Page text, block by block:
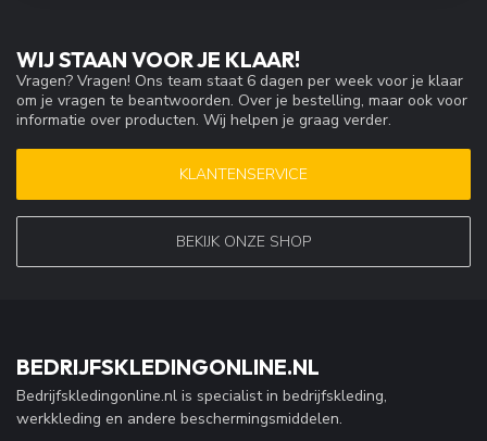
WIJ STAAN VOOR JE KLAAR!
Vragen? Vragen! Ons team staat 6 dagen per week voor je klaar
om je vragen te beantwoorden. Over je bestelling, maar ook voor
informatie over producten. Wij helpen je graag verder.
KLANTENSERVICE
BEKIJK ONZE SHOP
BEDRIJFSKLEDINGONLINE.NL
Bedrijfskledingonline.nl is specialist in bedrijfskleding,
werkkleding en andere beschermingsmiddelen.